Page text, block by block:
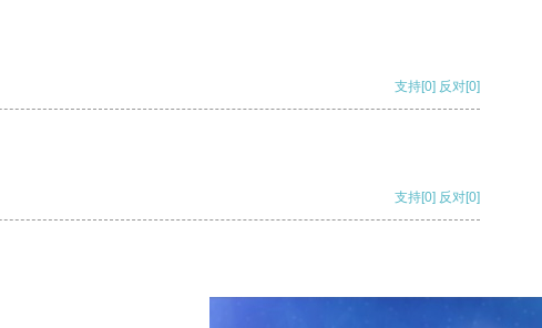
支持[0] 反对[0]
支持[0] 反对[0]